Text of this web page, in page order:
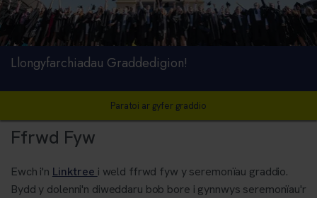
Llongyfarchiadau Graddedigion!
Paratoi ar gyfer graddio
Ffrwd Fyw
Ewch i'n Linktree i weld ffrwd fyw y seremonïau graddio.
Bydd y dolenni'n diweddaru bob bore i gynnwys seremonïau'r